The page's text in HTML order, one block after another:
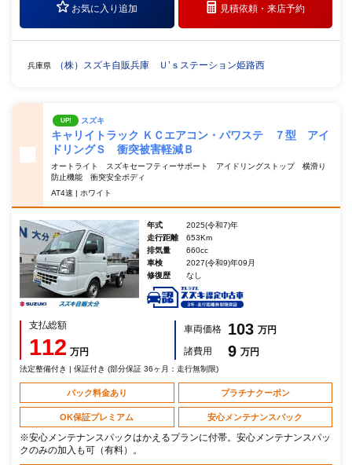
お気に入り追加 見積依頼・来店予約
兵庫県 （株）スズキ自販兵庫 Ｕ’ｓステーション姫路西
UP! スズキ
キャリイトラック ＫＣエアコン・パワステ ７型 アイ
ドリングＳ 衝突被害軽減Ｂ
オートライト スズキセーフティーサポート アイドリングストップ 横滑り
防止機能 衝突安全ボディ
AT4速 | ホワイト
年式
2025(令和7)年
走行距離
653Km
排気量
660cc
車検
2027(令和9)年09月
修復歴
なし
支払総額
112 万円
車両価格 103 万円
諸費用
9 万円
法定整備付き | 保証付き (部分保証 36ヶ月：走行無制限)
パック料金あり プラチナクーポン
OK保証プレミアム 安心メンテナンスパック
※安心メンテナンスパックはかえるプランに付帯。安心メンテナンスパッ
クのみの加入も可（有料）。